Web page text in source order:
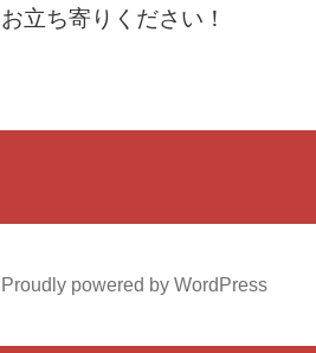
お立ち寄りください！
Proudly powered by WordPress